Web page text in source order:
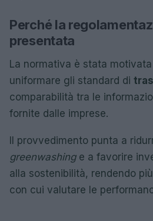
Perché la
presentata
La normativa è stata
uniformare gli standard di
comparabilità tra le
fornite dalle imprese.
Il provvedimento punta a
greenwashinge a favorire
alla sostenibilità, rendendo
con cui valutare le